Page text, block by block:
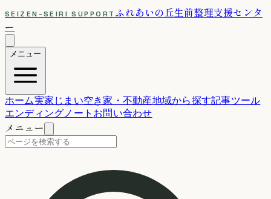
SEIZEN-SEIRI SUPPORT ふれあいの丘生前整理支援センタ
ー
メニュー
ホーム実家じまい空き家・不動産地域から探す記事ツール
エンディングノート お問い合わせ
メニュー